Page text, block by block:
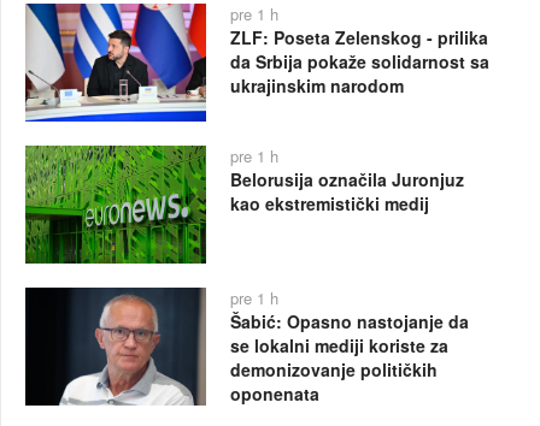
pre 1 h
ZLF: Poseta Zelenskog - prilika
da Srbija pokaže solidarnost sa
ukrajinskim narodom
pre 1 h
Belorusija označila Juronjuz
kao ekstremistički medij
pre 1 h
Šabić: Opasno nastojanje da
se lokalni mediji koriste za
demonizovanje političkih
oponenata